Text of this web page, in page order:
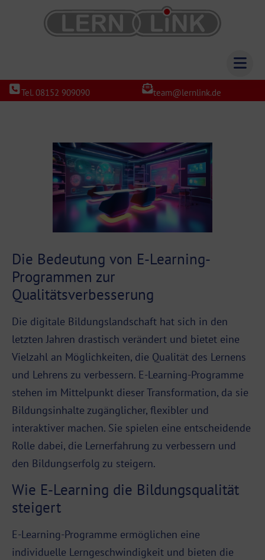
Tel. 08152 909090 team@lernlink.de
Die Bedeutung von E-Learning-
Programmen zur
Qualitätsverbesserung
Die digitale Bildungslandschaft hat sich in den
letzten Jahren drastisch verändert und bietet eine
Vielzahl an Möglichkeiten, die Qualität des Lernens
und Lehrens zu verbessern. E-Learning-Programme
stehen im Mittelpunkt dieser Transformation, da sie
Bildungsinhalte zugänglicher, flexibler und
interaktiver machen. Sie spielen eine entscheidende
Rolle dabei, die Lernerfahrung zu verbessern und
den Bildungserfolg zu steigern.
Wie E-Learning die Bildungsqualität
steigert
E-Learning-Programme ermöglichen eine
individuelle Lerngeschwindigkeit und bieten die